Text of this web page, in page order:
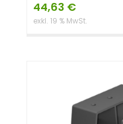
44,63 €
exkl. 19 % MwSt.